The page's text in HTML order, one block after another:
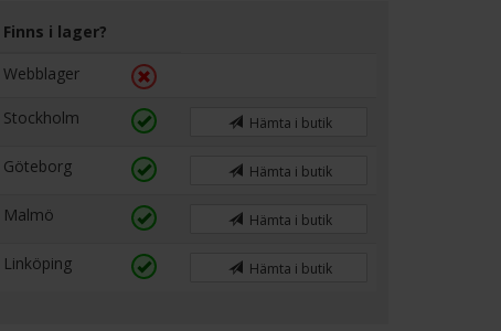
Finns i lager?
Webblager
Stockholm Hämta i butik
Göteborg Hämta i butik
Malmö Hämta i butik
Linköping Hämta i butik